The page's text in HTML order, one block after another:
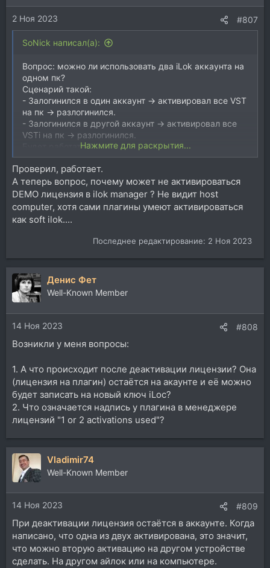
2 Ноя 2023 #807
SoNick написал(а):
Вопрос: можно ли использовать два iLok аккаунта на
одном пк?
Сценарий такой:
- Залогинился в один аккаунт -> активировал все VST
на пк -> разлогинился.
- Залогинился в другой аккаунт -> активировал все
VSTi на пк -> разлогинился.
Будет работать ?Нажмите для раскрытия...
Проверил, работает.
А теперь вопрос, почему может не активироваться
DEMO лицензия в ilok manager ? Не видит host
computer, хотя сами плагины умеют активироваться
как soft ilok....
Последнее редактирование: 2 Ноя 2023
Денис Фет
Well-Known Member
14 Ноя 2023 #808
Возникли у меня вопросы:
1. А что происходит после деактивации лицензии? Она
(лицензия на плагин) остаётся на акаунте и её можно
будет записать на новый ключ iLoc?
2. Что означается надпись у плагина в менеджере
лицензий "1 or 2 activations used"?
Vladimir74
Well-Known Member
14 Ноя 2023 #809
При деактивации лицензия остаётся в аккаунте. Когда
написано, что одна из двух активирована, это значит,
что можно вторую активацию на другом устройстве
сделать. На другом айлок или на компьютере.